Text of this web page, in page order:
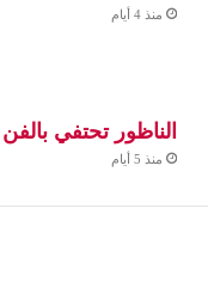
منذ 4 أيام
الناظور تحتفي
منذ 5 أيام